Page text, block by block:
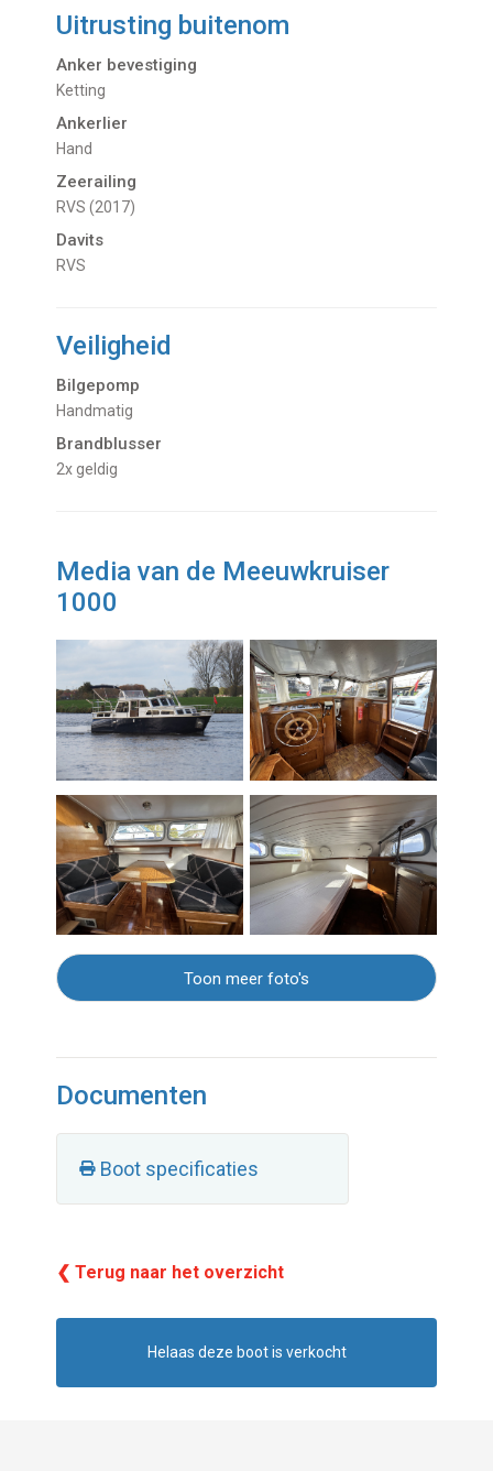
Uitrusting buitenom
Anker bevestiging
Ketting
Ankerlier
Hand
Zeerailing
RVS (2017)
Davits
RVS
Veiligheid
Bilgepomp
Handmatig
Brandblusser
2x geldig
Media van de Meeuwkruiser
1000
Toon meer foto's
Documenten
Boot specificaties
❮ Terug naar het overzicht
Helaas deze boot is verkocht